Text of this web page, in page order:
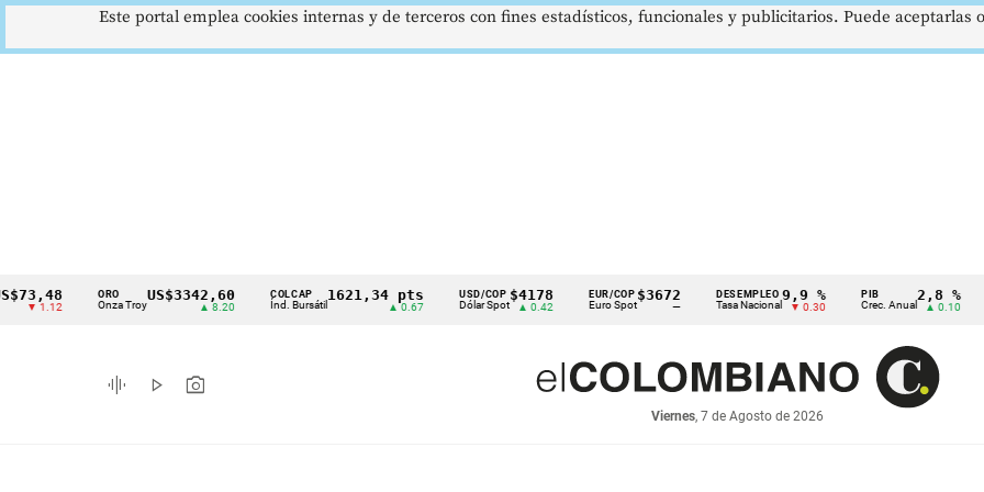
Cintillo
indicadores
económicos
ORO
Onza Troy
US$3342,60 COLCAP
Índ. Bursátil
1621,34 pts USD/COP
Dólar Spot
$4178
▲ 0.42
EUR/COP
Euro Spot
$3672
—
DESEMPLEO
Tasa Nacional
9,9 %
▼ 0.30
PIB
Crec. Anual
2,8 %
▲ 0.10
TRM
Tasa
graphic_eq play_arrow photo_camera
Viernes, 7 de Agosto de 2026
Este portal emplea cookies internas y de terceros con fines estadísticos, funcionales y publicitarios. Puede aceptarlas